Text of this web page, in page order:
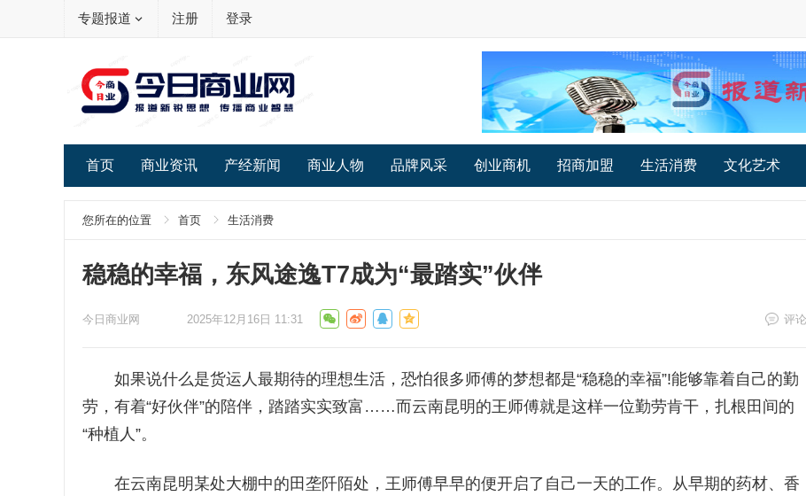
专题报道 注册 登录
首页 商业资讯 产经新闻 商业人物 品牌风采 创业商机 招商加盟 生活消费 文化艺术
您所在的位置 首页 生活消费
稳稳的幸福，东风途逸T7成为“最踏实”伙伴
今日商业网 2025年12月16日 11:31 评论
如果说什么是货运人最期待的理想生活，恐怕很多师傅的梦想都是“稳稳的幸福”!能够靠着自己的勤
劳，有着“好伙伴”的陪伴，踏踏实实致富……而云南昆明的王师傅就是这样一位勤劳肯干，扎根田间的
“种植人”。
在云南昆明某处大棚中的田垄阡陌处，王师傅早早的便开启了自己一天的工作。从早期的药材、香